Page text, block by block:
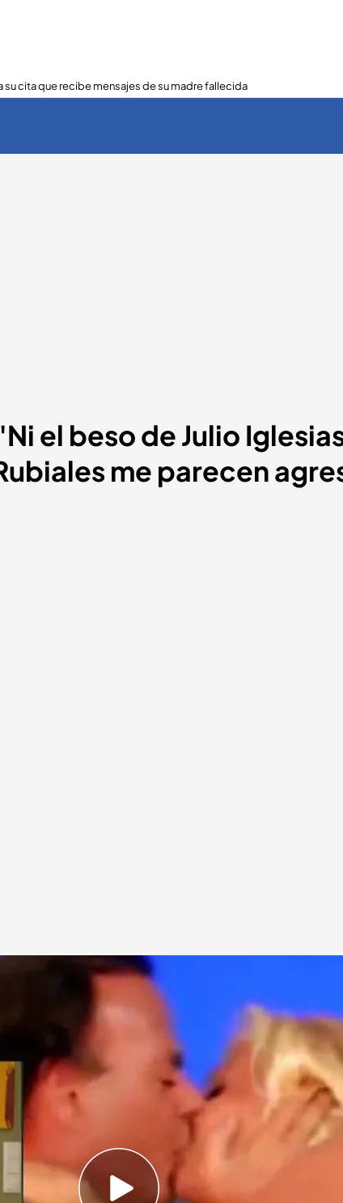
su cita que recibe mensajes de su madre fallecida
el beso de Julio
me parecen
directo en el programa 'En boca de
por sus palabras sobre el caso